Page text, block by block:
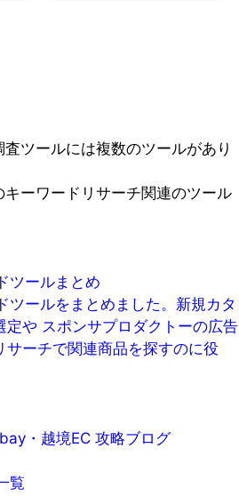
ツールには複数のツールがあり
ーワードリサーチ関連のツール
ツールまとめ
ールをまとめました。新規カタ
定や スポンサプロダクトーの広告
サーチで関連商品を探すのに役
・越境EC 攻略ブログ
覧